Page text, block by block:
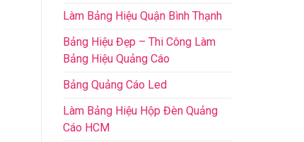
Làm Bảng Hiệu Quận Bình Thạnh
Bảng Hiệu Đẹp – Thi Công Làm
Bảng Hiệu Quảng Cáo
Bảng Quảng Cáo Led
Làm Bảng Hiệu Hộp Đèn Quảng
Cáo HCM